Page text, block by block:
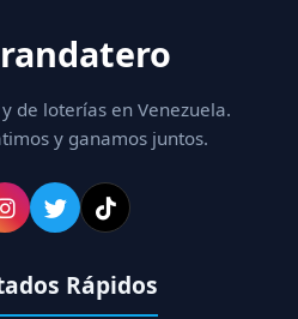
de loterías en Venezuela.
y ganamos juntos.
Rápidos